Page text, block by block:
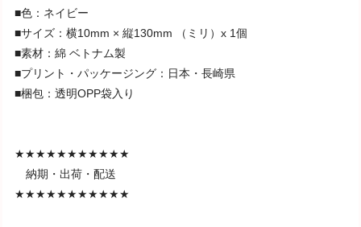
■色：ネイビー
■サイズ：横10mm × 縦130mm （ミリ）x 1個
■素材：綿 ベトナム製
■プリント・パッケージング：日本・長崎県
■梱包：透明OPP袋入り
★★★★★★★★★★★
納期・出荷・配送
★★★★★★★★★★★